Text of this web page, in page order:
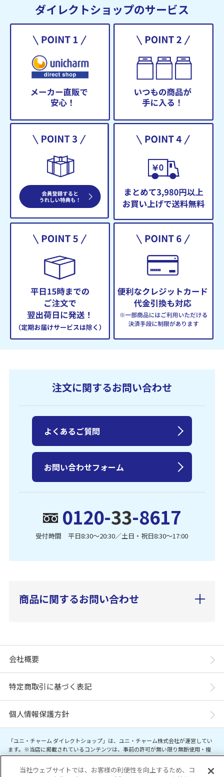
ダイレクトショップのサービス
注文に関するお問い合わせ
0120-33-8617
受付時間 平日8:30〜20:30／土日・祝日8:30〜17:00
よくあるご質問
お問い合わせフォーム
商品に関するお問い合わせ
会社概要
特定商取引に基づく表記
個人情報保護方針
「ユニ・チャーム ダイレクトショップ」は、ユニ・チャーム株式会社が運営してい
ます。※当店に掲載されているコンテンツは、事前の許可が無い限り無断使用・複
製・転載を禁じます。
当社ウェブサイトでは、お客様の利便性を向上するため、コ